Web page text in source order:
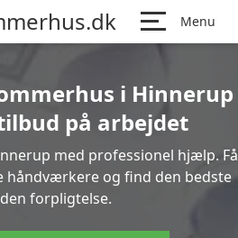
Menu
i Hinnerup
på arbejdet
med professionel hjælp. Få
håndværkere og find den bedste
forpligtelse.